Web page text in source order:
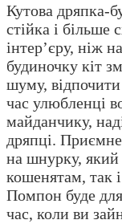
Кутова дряпка-
стійка і більше
інтер’єру, ніж
будиночку кіт
шуму,
час улюбленці
майданчику,
дряпці.
на шнурку, який
кошенятам, так
Помпон буде
час, коли ви